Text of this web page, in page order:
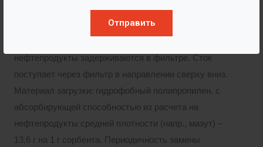
Отправить
Сорбционный фильтр «Ф»:тут происходит
нефтепродукты задерживаются в фильтре. Сток
поступает через фильтр в направлении сверху вниз.
Материал загрузки: гидрофобный полипропилен, с
абсорбирующей способностью из расчета на
нефтепродукты средней плотности (напр., мазут) –
13,6 г на 1 г сорбента. Периодичность замены